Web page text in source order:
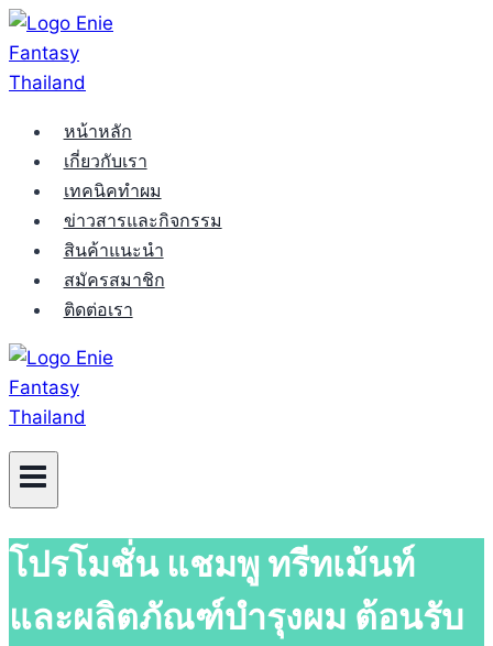
Skip
to
content
หน้าหลัก
เกี่ยวกับเรา
เทคนิคทำผม
ข่าวสารและกิจกรรม
สินค้าแนะนำ
สมัครสมาชิก
ติดต่อเรา
โปรโมชั่น แชมพู ทรีทเม้นท์
และผลิตภัณฑ์บำรุงผม ต้อนรับ